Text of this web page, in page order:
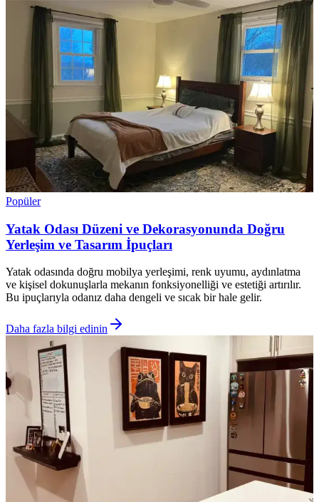
Popüler
Yatak Odası Düzeni ve Dekorasyonunda Doğru
Yerleşim ve Tasarım İpuçları
Yatak odasında doğru mobilya yerleşimi, renk uyumu, aydınlatma
ve kişisel dokunuşlarla mekanın fonksiyonelliği ve estetiği artırılır.
Bu ipuçlarıyla odanız daha dengeli ve sıcak bir hale gelir.
Daha fazla bilgi edinin